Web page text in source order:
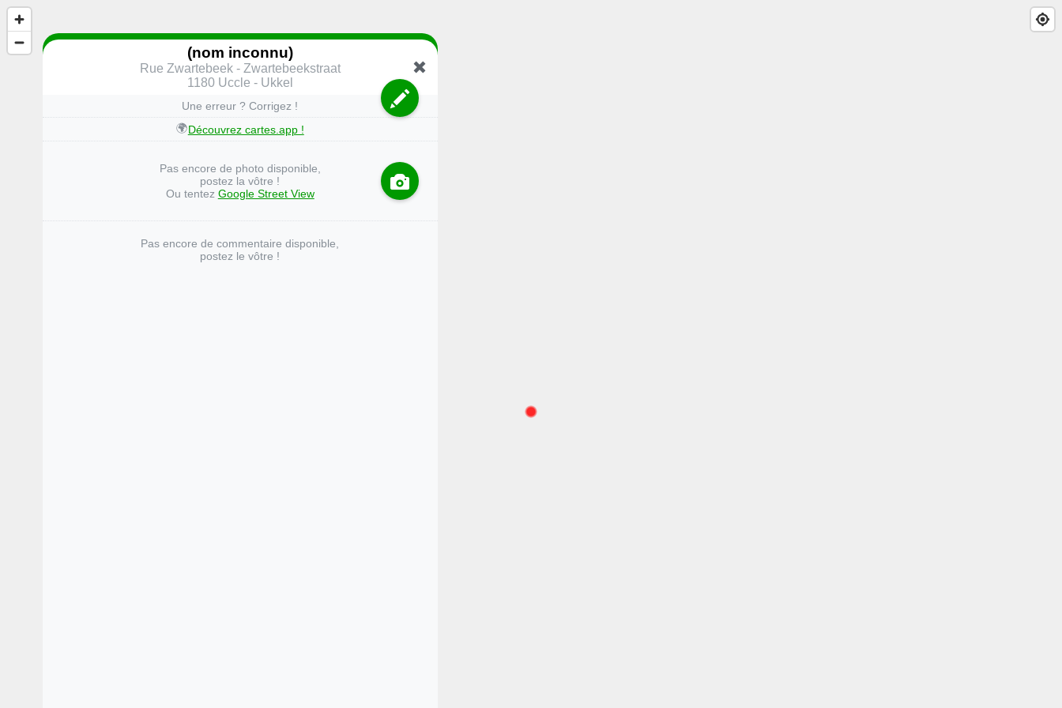
(nom inconnu)
Rue Zwartebeek - Zwartebeekstraat
1180 Uccle - Ukkel
Une erreur ? Corrigez !
🌍Découvrez cartes.app !
Pas encore de photo disponible,
postez la vôtre !
Ou tentez Google Street View
Pas encore de commentaire disponible,
postez le vôtre !